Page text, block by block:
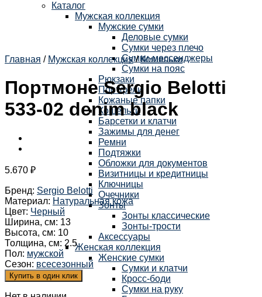
Каталог
Мужская коллекция
Мужские сумки
Деловые сумки
Сумки через плечо
Сумки-мессенджеры
Сумки на пояс
Рюкзаки
Портфели
Кожаные папки
Кошельки
Барсетки и клатчи
Зажимы для денег
Ремни
Подтяжки
Обложки для документов
Визитницы и кредитницы
Ключницы
Очечники
Зонты
Зонты классические
Зонты-трости
Аксессуары
Женская коллекция
Женские сумки
Сумки и клатчи
Кросс-боди
Сумки на руку
Главная / Мужская коллекция / Кошельки
Портмоне Sergio Belotti
533-02 denim black
5.670 ₽
Бренд: Sergio Belotti
Материал: Натуральная кожа
Цвет: Черный
Ширина, см: 13
Высота, см: 10
Толщина, см: 2.5
Пол: мужской
Сезон: всесезонный
Купить в один клик